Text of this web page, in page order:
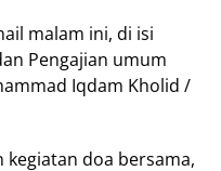
malam ini, di isi
Pengajian umum
Iqdam Kholid /
kegiatan doa bersama,